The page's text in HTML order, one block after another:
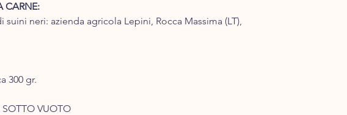
CARNE:
suini neri: azienda agricola Lepini, Rocca Massima (LT),
300 gr.
VUOTO